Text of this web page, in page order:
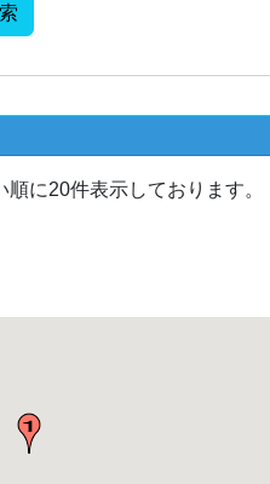
に20件表示しております。